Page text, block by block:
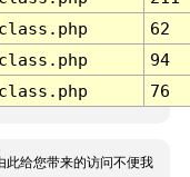
62
94
76
此给您带来的访问不便我